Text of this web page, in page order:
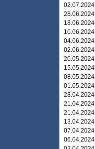
02.07.2024
28.06.2024
18.06.2024
10.06.2024
04.06.2024
02.06.2024
20.05.2024
15.05.2024
08.05.2024
01.05.2024
28.04.2024
21.04.2024
21.04.2024
13.04.2024
07.04.2024
06.04.2024